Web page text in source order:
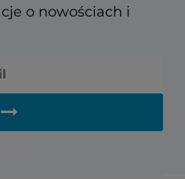
o nowościach i